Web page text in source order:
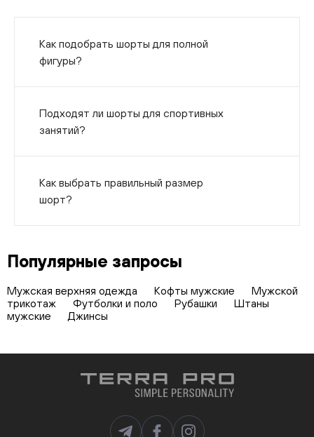
Как подобрать шорты для полной
фигуры?
Подходят ли шорты для спортивных
занятий?
Как выбрать правильный размер
шорт?
Популярные запросы
Мужская верхняя одежда Кофты мужские
Мужской
трикотаж
Футболки и поло Рубашки
Штаны
мужские
Джинсы